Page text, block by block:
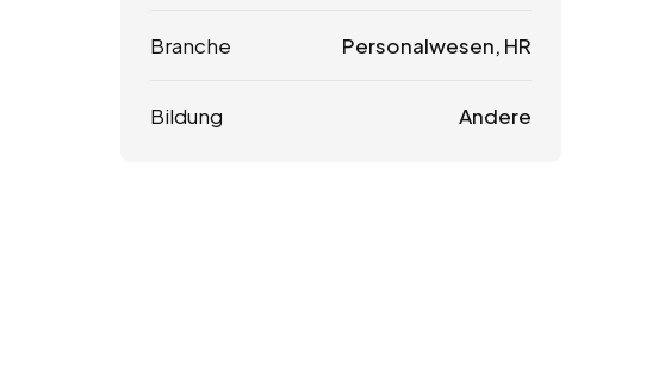
Branche Personalwesen, HR
Bildung Andere